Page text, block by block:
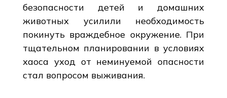
безопасности детей и домашних
животных усилили необходимость
покинуть враждебное окружение. При
тщательном планировании в условиях
хаоса уход от неминуемой опасности
стал вопросом выживания.